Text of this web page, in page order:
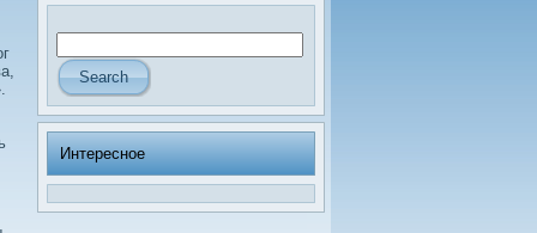
Интересное